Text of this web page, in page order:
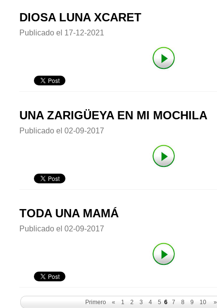
DIOSA LUNA XCARET
Publicado el 17-12-2021
UNA ZARIGÜEYA EN MI MOCHILA
Publicado el 02-09-2017
TODA UNA MAMÁ
Publicado el 02-09-2017
Primero « 1 2 3 4 5 6 7 8 9 10 »